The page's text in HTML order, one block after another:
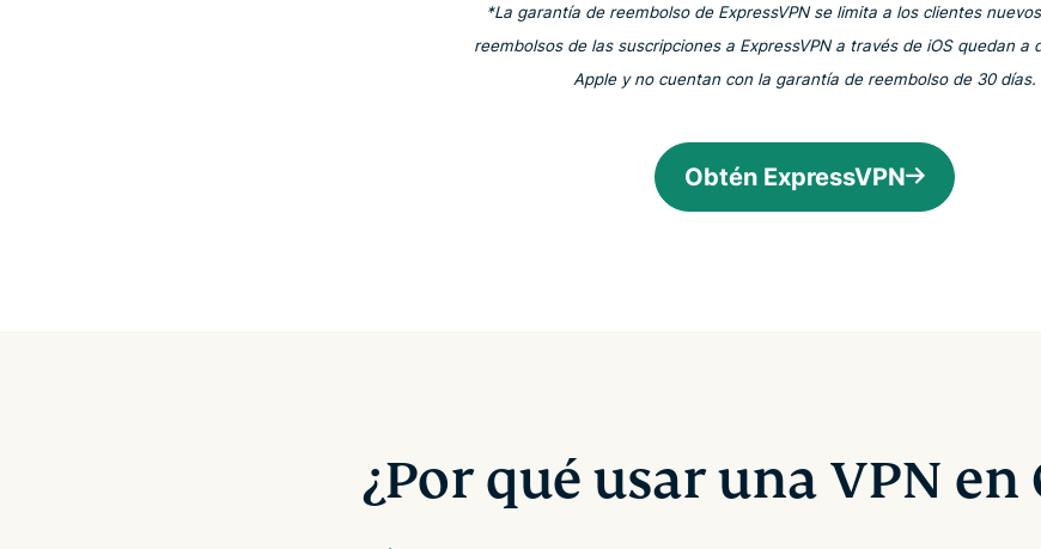
*La garantía de reembolso de ExpressVPN se limita a los clientes
reembolsos de las suscripciones a ExpressVPN a través de iOS quedan a
Apple y no cuentan con la garantía de reembolso de 30 días.
Obtén ExpressVPN
¿Por qué usar una VPN en